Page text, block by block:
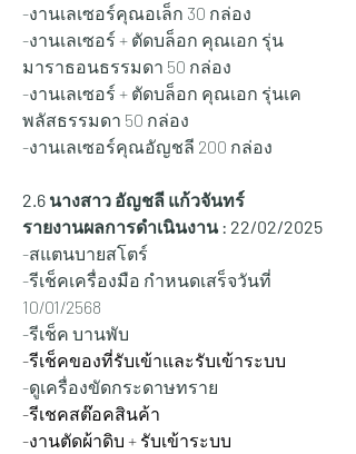
-งานเลเซอร์คุณอเล็ก 30 กล่อง
-งานเลเซอร์ + ตัดบล็อก คุณเอก รุ่น
มาราธอนธรรมดา 50 กล่อง
-งานเลเซอร์ + ตัดบล็อก คุณเอก รุ่นเค
พลัสธรรมดา 50 กล่อง
-งานเลเซอร์คุณอัญชลี 200 กล่อง
2.6 นางสาว อัญชลี แก้วจันทร์
รายงานผลการดำเนินงาน : 22/02/2025
-สแตนบายสโตร์
-รีเช็คเครื่องมือ กำหนดเสร็จวันที่
10/01/2568
-รีเช็ค บานพับ
-รีเช็คของที่รับเข้าและรับเข้าระบบ
-ดูเครื่องขัดกระดาษทราย
-รีเชคสต๊อคสินค้า
-งานตัดผ้าดิบ + รับเข้าระบบ